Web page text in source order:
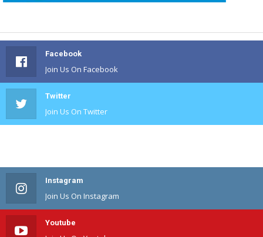
Facebook
Join Us On Facebook
Twitter
Join Us On Twitter
Instagram
Join Us On Instagram
Youtube